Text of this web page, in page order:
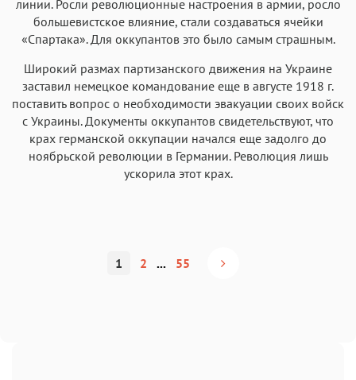
линии. Росли революционные настроения в армии, росло
большевистское влияние, стали создаваться ячейки
«Спартака». Для оккупантов это было самым страшным.
Широкий размах партизанского движения на Украине
заставил немецкое командование еще в августе 1918 г.
поставить вопрос о необходимости эвакуации своих войск
с Украины. Документы оккупантов свидетельствуют, что
крах германской оккупации начался еще задолго до
ноябрьской революции в Германии. Революция лишь
ускорила этот крах.
1 2 ... 55